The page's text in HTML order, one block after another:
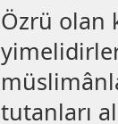
Özrü olan
tutanları